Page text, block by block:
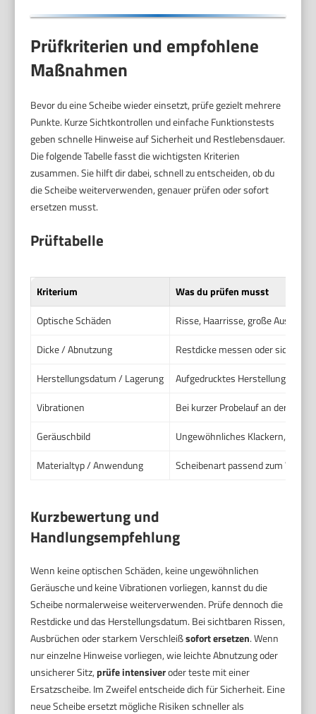
Prüfkriterien und empfohlene
Maßnahmen
Bevor du eine Scheibe wieder einsetzt, prüfe gezielt mehrere
Punkte. Kurze Sichtkontrollen und einfache Funktionstests
geben schnelle Hinweise auf Sicherheit und Restlebensdauer.
Die folgende Tabelle fasst die wichtigsten Kriterien
zusammen. Sie hilft dir dabei, schnell zu entscheiden, ob du
die Scheibe weiterverwenden, genauer prüfen oder sofort
ersetzen musst.
Prüftabelle
Kriterium
Was du prüfen musst
Optische Schäden
Risse, Haarrisse, große
Dicke / Abnutzung
Restdicke messen oder
Herstellungsdatum / Lagerung
Aufgedrucktes Herstellungsjahr
Vibrationen
Bei kurzer Probelauf an der
Geräuschbild
Ungewöhnliches Klackern,
Materialtyp / Anwendung
Scheibenart passend zum
Kurzbewertung und
Handlungsempfehlung
Wenn keine optischen Schäden, keine ungewöhnlichen
Geräusche und keine Vibrationen vorliegen, kannst du die
Scheibe normalerweise weiterverwenden. Prüfe dennoch die
Restdicke und das Herstellungsdatum. Bei sichtbaren Rissen,
Ausbrüchen oder starkem Verschleißsofort ersetzen. Wenn
nur einzelne Hinweise vorliegen, wie leichte Abnutzung oder
unsicherer Sitz,prüfe intensiveroder teste mit einer
Ersatzscheibe. Im Zweifel entscheide dich für Sicherheit. Eine
neue Scheibe ersetzt mögliche Risiken schneller als